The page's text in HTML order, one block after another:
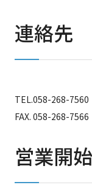
連絡先
TEL.058-268-7560
FAX. 058-268-7566
営業開